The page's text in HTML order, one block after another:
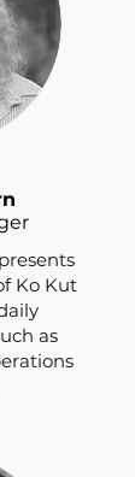
Ko Kut
as